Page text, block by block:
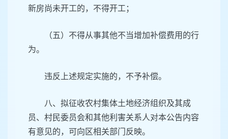
新房尚未开工的，不得开工；
（五）不得从事其他不当增加补偿费用的行
为。
违反上述规定实施的，不予补偿。
八、拟征收农村集体土地经济组织及其成
员、村民委员会和其他利害关系人对本公告内容
有意见的，可向区相关部门反映。